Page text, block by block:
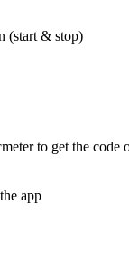
(start & stop)
to get the code
app